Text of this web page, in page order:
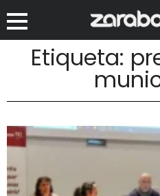
Etiqueta: